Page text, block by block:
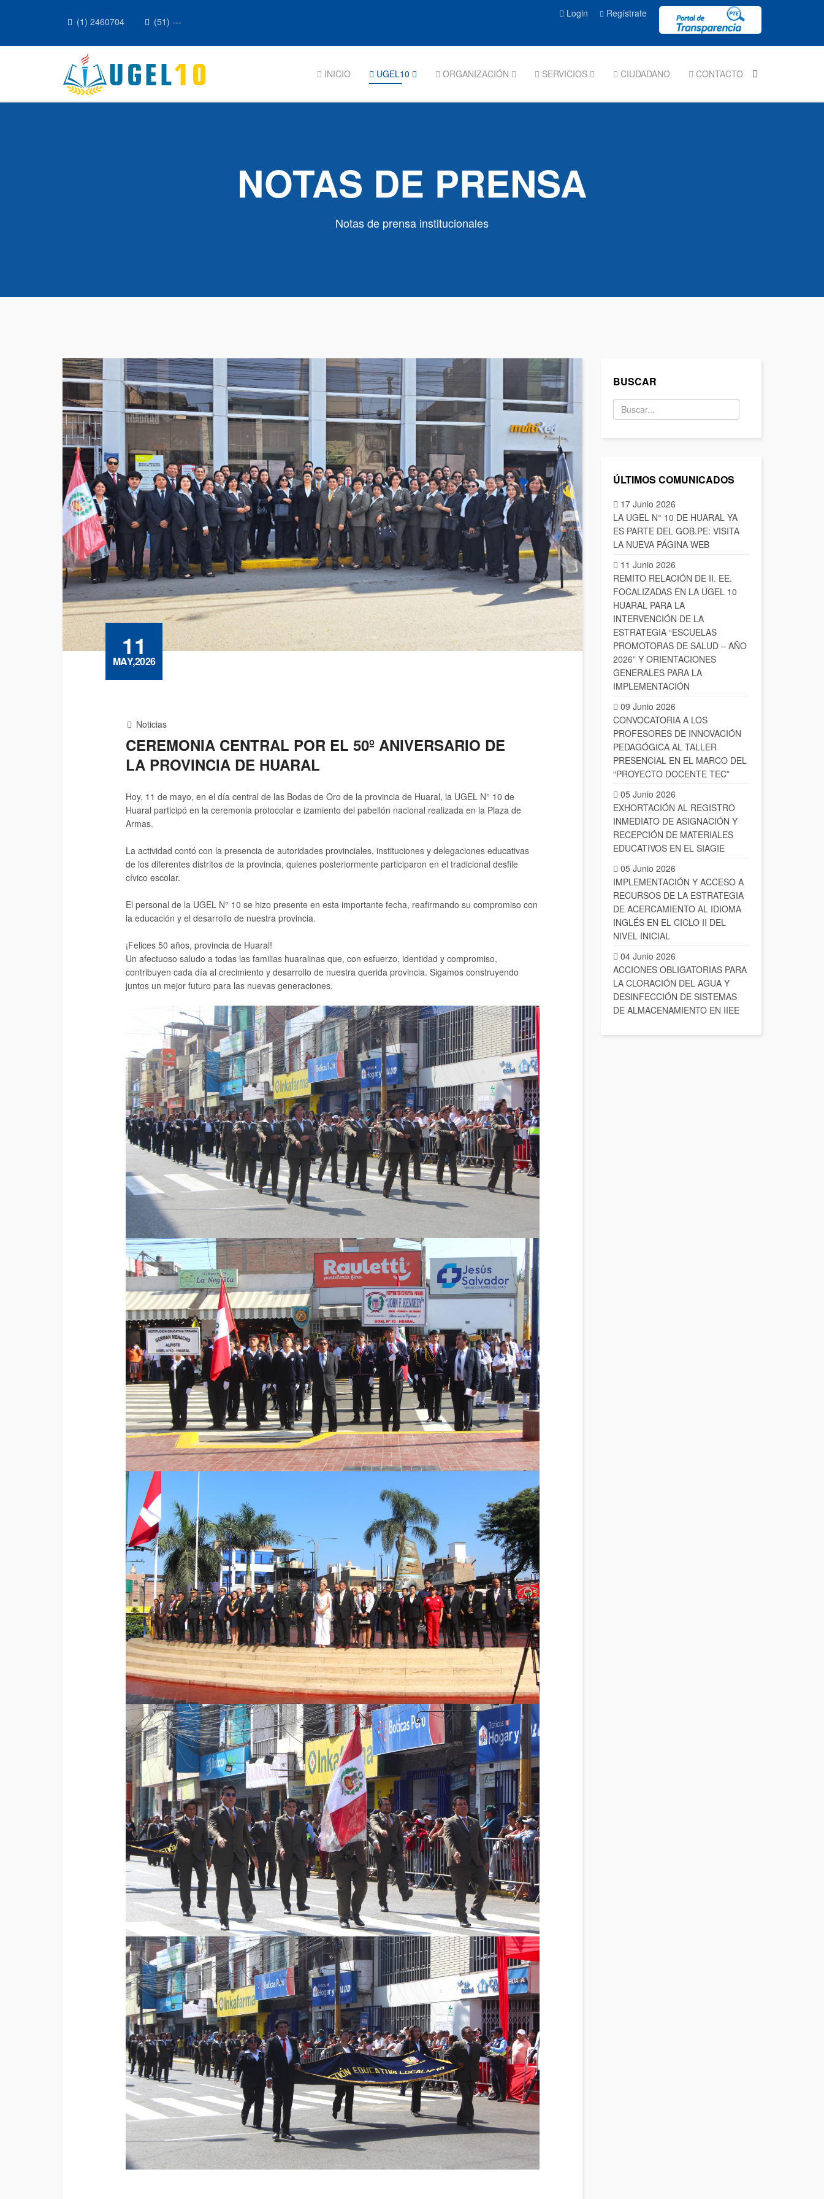
(1) 2460704 (51) ---
Login Regístrate
INICIO UGEL10 ORGANIZACIÓN SERVICIOS CIUDADANO CONTACTO
NOTAS DE PRENSA
Notas de prensa institucionales
11
MAY,2026
Noticias
CEREMONIA CENTRAL POR EL 50º ANIVERSARIO DE
LA PROVINCIA DE HUARAL
Hoy, 11 de mayo, en el día central de las Bodas de Oro de la provincia de Huaral, la UGEL N° 10 de
Huaral participó en la ceremonia protocolar e izamiento del pabellón nacional realizada en la Plaza de
Armas.
La actividad contó con la presencia de autoridades provinciales, instituciones y delegaciones educativas
de los diferentes distritos de la provincia, quienes posteriormente participaron en el tradicional desfile
cívico escolar.
El personal de la UGEL N° 10 se hizo presente en esta importante fecha, reafirmando su compromiso con
la educación y el desarrollo de nuestra provincia.
¡Felices 50 años, provincia de Huaral!
Un afectuoso saludo a todas las familias huaralinas que, con esfuerzo, identidad y compromiso,
contribuyen cada día al crecimiento y desarrollo de nuestra querida provincia. Sigamos construyendo
juntos un mejor futuro para las nuevas generaciones.
BUSCAR
ÚLTIMOS COMUNICADOS
17 Junio 2026
LA UGEL N° 10 DE HUARAL YA
ES PARTE DEL GOB.PE: VISITA
LA NUEVA PÁGINA WEB
11 Junio 2026
REMITO RELACIÓN DE II. EE.
FOCALIZADAS EN LA UGEL 10
HUARAL PARA LA
INTERVENCIÓN DE LA
ESTRATEGIA “ESCUELAS
PROMOTORAS DE SALUD – AÑO
2026” Y ORIENTACIONES
GENERALES PARA LA
IMPLEMENTACIÓN
09 Junio 2026
CONVOCATORIA A LOS
PROFESORES DE INNOVACIÓN
PEDAGÓGICA AL TALLER
PRESENCIAL EN EL MARCO DEL
“PROYECTO DOCENTE TEC”
05 Junio 2026
EXHORTACIÓN AL REGISTRO
INMEDIATO DE ASIGNACIÓN Y
RECEPCIÓN DE MATERIALES
EDUCATIVOS EN EL SIAGIE
05 Junio 2026
IMPLEMENTACIÓN Y ACCESO A
RECURSOS DE LA ESTRATEGIA
DE ACERCAMIENTO AL IDIOMA
INGLÉS EN EL CICLO II DEL
NIVEL INICIAL
04 Junio 2026
ACCIONES OBLIGATORIAS PARA
LA CLORACIÓN DEL AGUA Y
DESINFECCIÓN DE SISTEMAS
DE ALMACENAMIENTO EN IIEE